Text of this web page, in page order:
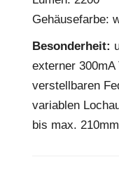
Gehäusefarbe:
Besonderheit:
externer
verstellbaren
variablen
bis max. 210mm